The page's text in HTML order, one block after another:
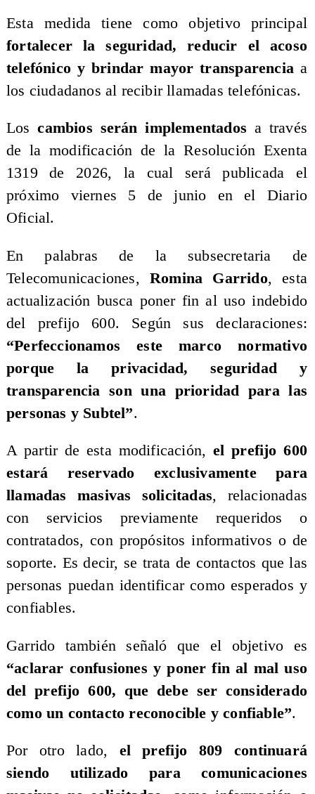
Esta medida tiene como objetivo principal
fortalecer la seguridad, reducir el acoso
telefónico y brindar mayor transparencia a
los ciudadanos al recibir llamadas telefónicas.
Loscambios serán implementados a través
de la modificación de la Resolución Exenta
1319 de 2026, la cual será publicada el
próximo viernes 5 de junio en el Diario
Oficial.
En palabras de la subsecretaria de
Telecomunicaciones, Romina Garrido, esta
actualización busca poner fin al uso indebido
del prefijo 600. Según sus declaraciones:
“Perfeccionamos este marco normativo
porque la privacidad, seguridad y
transparencia son una prioridad para las
personas y Subtel”.
A partir de esta modificación,el prefijo 600
estará reservado exclusivamente para
llamadas masivas solicitadas, relacionadas
con servicios previamente requeridos o
contratados, con propósitos informativos o de
soporte. Es decir, se trata de contactos que las
personas puedan identificar como esperados y
confiables.
Garrido también señaló que el objetivo es
“aclarar confusiones y poner fin al mal uso
del prefijo 600, que debe ser considerado
como un contacto reconocible y confiable”.
Por otro lado, el prefijo 809 continuará
siendo utilizado para comunicaciones